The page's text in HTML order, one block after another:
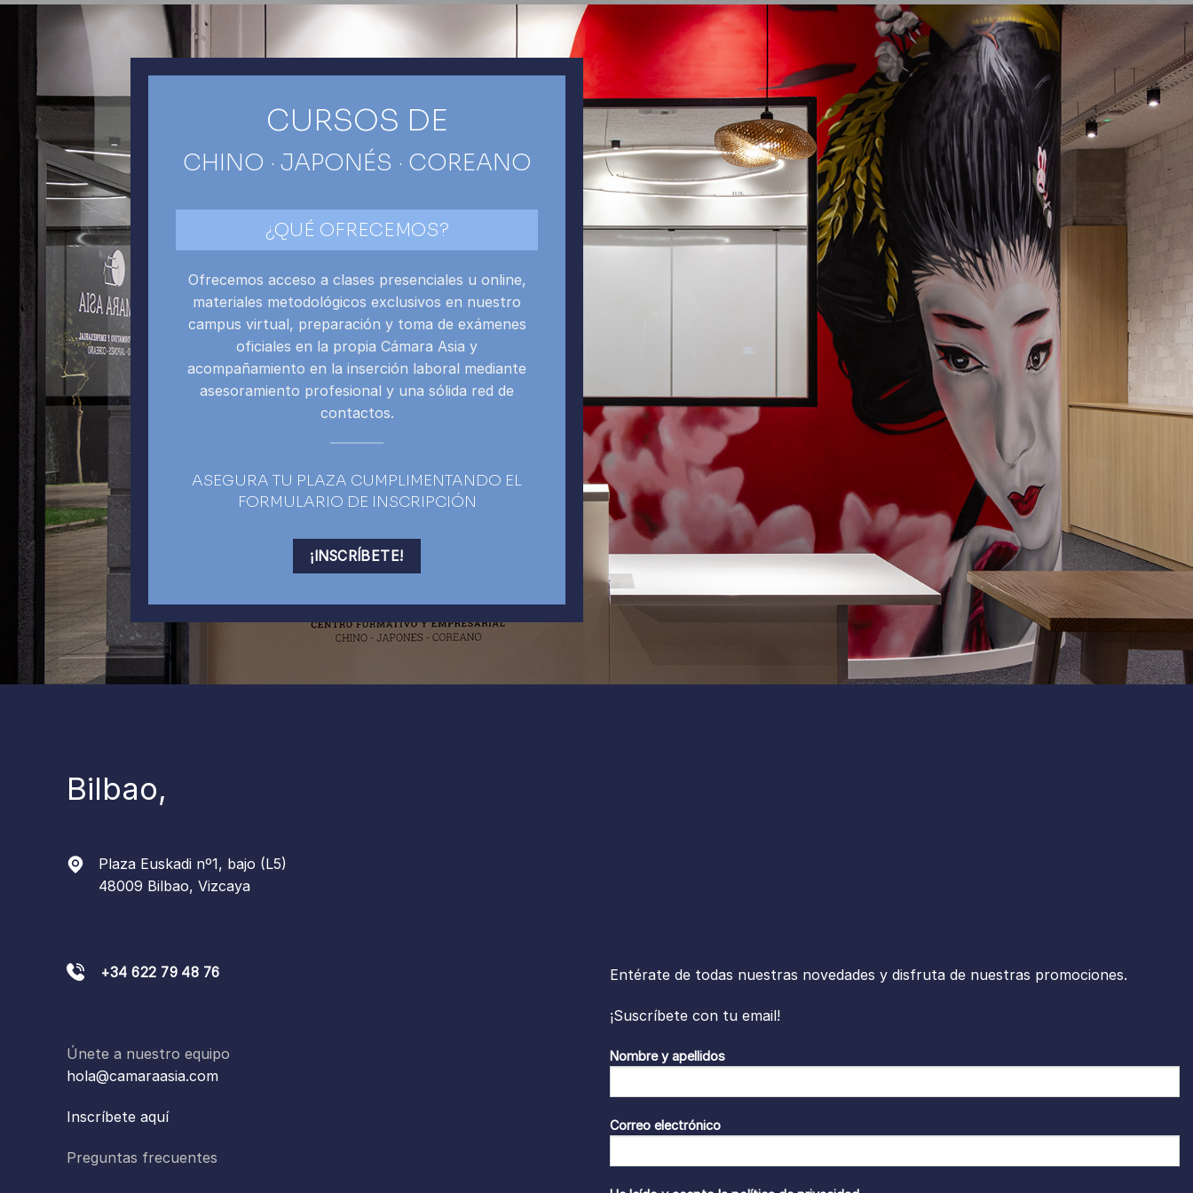
CURSOS DE
CHINO · JAPONÉS · COREANO
¿QUÉ OFRECEMOS?
Ofrecemos acceso a clases presenciales u online,
materiales metodológicos exclusivos en nuestro
campus virtual, preparación y toma de exámenes
oficiales en la propia Cámara Asia y
acompañamiento en la inserción laboral mediante
asesoramiento profesional y una sólida red de
contactos.
ASEGURA TU PLAZA CUMPLIMENTANDO EL
FORMULARIO DE INSCRIPCIÓN
¡INSCRÍBETE!
Bilbao,
Plaza Euskadi nº1, bajo (L5)
48009 Bilbao, Vizcaya
+34 622 79 48 76
Únete a nuestro equipo
hola@camaraasia.com
Inscríbete aquí
Preguntas frecuentes
Entérate de todas nuestras novedades y disfruta de nuestras promociones.
¡Suscríbete con tu email!
Nombre y apellidos
Correo electrónico